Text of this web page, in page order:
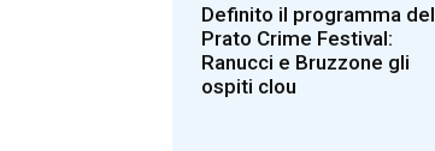
Definito il programma del
Prato Crime Festival:
Ranucci e Bruzzone gli
ospiti clou